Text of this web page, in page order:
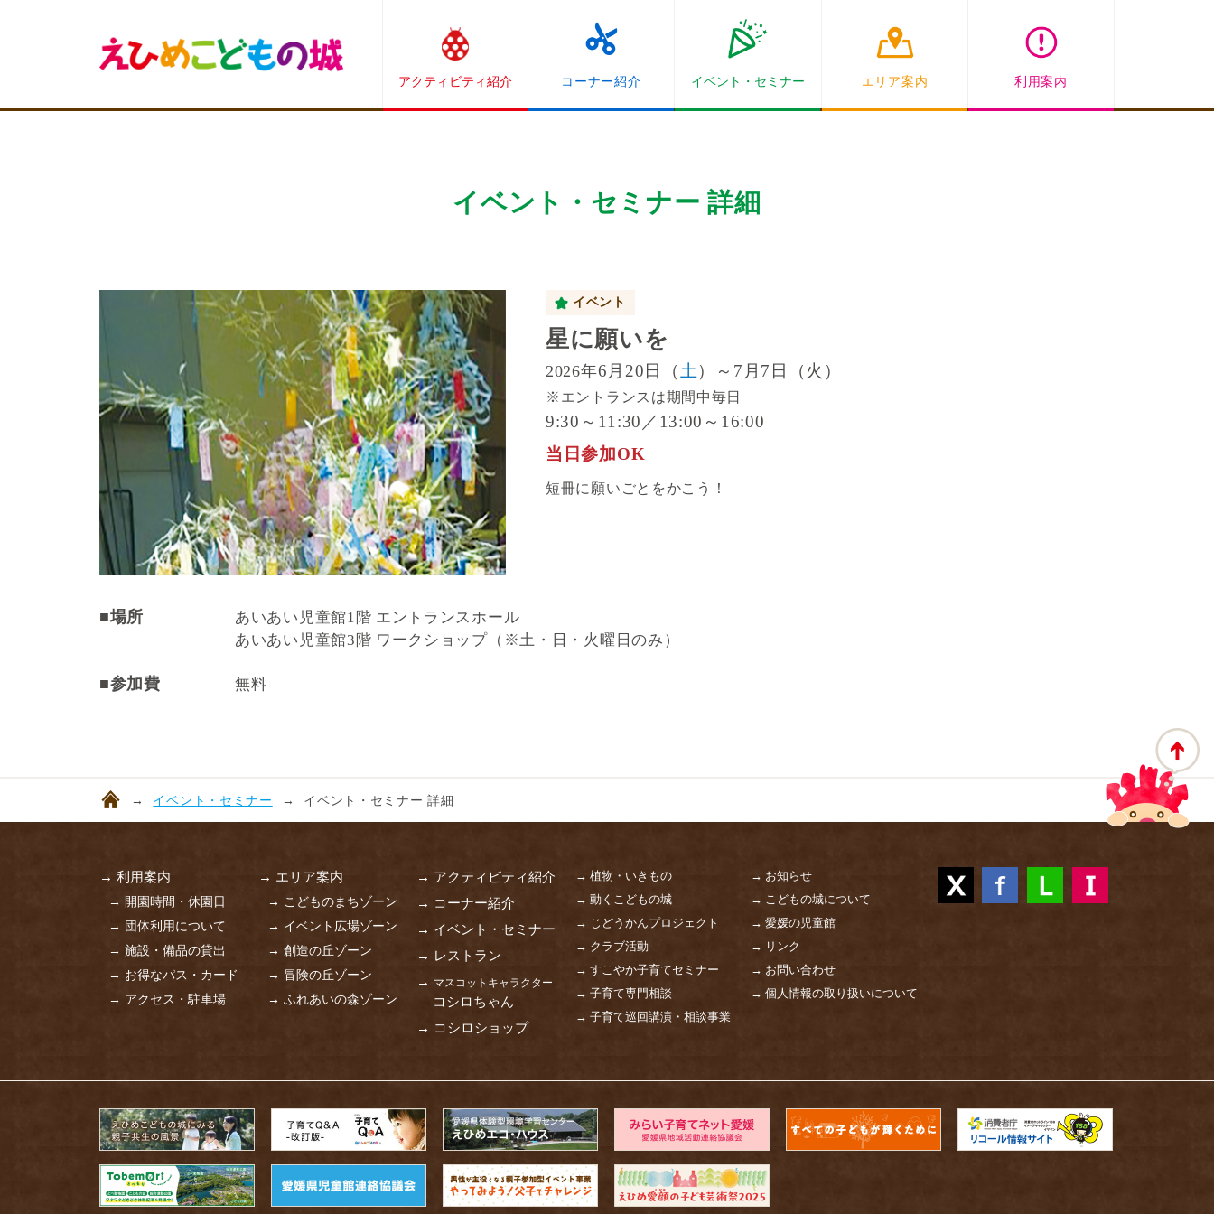
アクティビティ紹介 コーナー紹介 イベント・ セミナー エリア案内 利用案内
イベント・セミナー 詳細
イベント
星に願いを
2026年6月20日（ 土 ）～7月7日（火）
※エントランスは期間中毎日
9:30～11:30／13:00～16:00
当日参加OK
短冊に願いごとをかこう！
■場所
あいあい児童館1階 エントランスホール
あいあい児童館3階 ワークショップ（※土・日・火曜日のみ）
■参加費 無料
イベント・セミナー イベント・セミナー 詳細
→ 利用案内
→ 開園時間・休園日
→ 団体利用について
→ 施設・備品の貸出
→ お得なパス・カード
→ アクセス・駐車場
→ エリア案内
→ こどものまちゾーン
→ イベント広場ゾーン
→ 創造の丘ゾーン
→ 冒険の丘ゾーン
→ ふれあいの森ゾーン
→ アクティビティ紹介
→ コーナー紹介
→ イベント・セミナー
→ レストラン
→ マスコットキャラクター
コシロちゃん
→ コシロショップ
→ 植物・いきもの
→ 動くこどもの城
→ じどうかんプロジェクト
→ クラブ活動
→ すこやか子育てセミナー
→ 子育て専門相談
→ 子育て巡回講演・相談事業
→ お知らせ
→ こどもの城について
→ 愛媛の児童館
→ リンク
→ お問い合わせ
→ 個人情報の取り扱いについて